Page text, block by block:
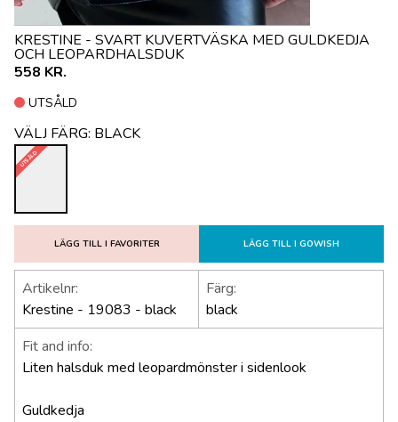
KRESTINE - SVART KUVERTVÄSKA MED GULDKEDJA
OCH LEOPARDHALSDUK
UTSÅLD
558 KR.
LÄGG TILL I FAVORITER LÄGG TILL I GOWISH
VÄLJ FÄRG: BLACK
UTSÅLD
Artikelnr:
Krestine - 19083 - black
Färg:
black
Fit and info:
Liten halsduk med leopardmönster i sidenlook
Guldkedja